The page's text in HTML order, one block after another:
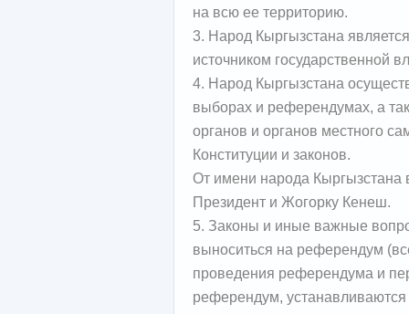
на всю ее территорию.
3. Народ Кыргызстана
источником государственной
4. Народ Кыргызстана
выборах и референдумах, а
органов и органов местного
Конституции и законов.
От имени народа Кыргызстана
Президент и Жогорку Кенеш.
5. Законы и иные важные
выноситься на референдум
проведения референдума и
референдум,